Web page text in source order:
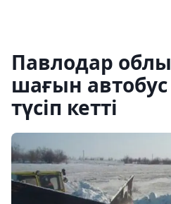
Павлодар
шағын
түсіп кетті